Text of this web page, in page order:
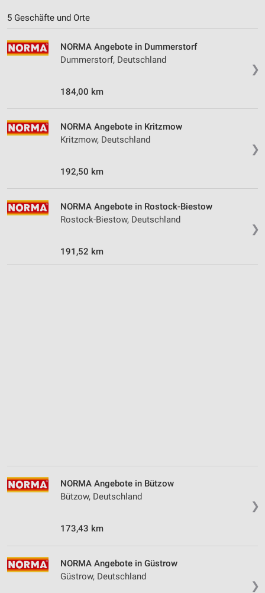
5 Geschäfte und Orte
❯
NORMA Angebote in Dummerstorf
Dummerstorf, Deutschland
184,00 km
❯
NORMA Angebote in Kritzmow
Kritzmow, Deutschland
192,50 km
❯
NORMA Angebote in Rostock-Biestow
Rostock-Biestow, Deutschland
191,52 km
❯
NORMA Angebote in Bützow
Bützow, Deutschland
173,43 km
❯
NORMA Angebote in Güstrow
Güstrow, Deutschland